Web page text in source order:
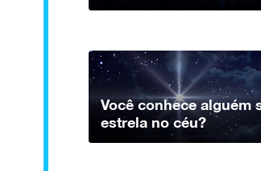
Você conhece alguém
estrela no céu?